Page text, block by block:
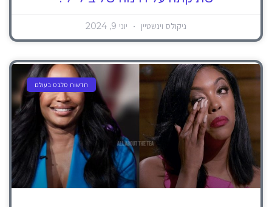
ניקולס וינשטיין יוני 9, 2024
חדשות סלבס בעולם